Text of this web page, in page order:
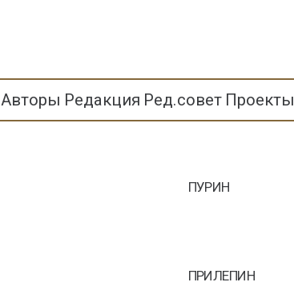
Авторы Редакция Ред.совет Проекты
ПУРИН
ПРИЛЕПИН